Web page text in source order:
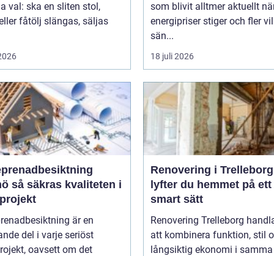
val: ska en sliten stol,
fåtölj slängas, säljas
som blivit alltmer aktuellt
energipriser stiger och fler
sän...
18 juli 2026
i
är en
del i varje seriöst
oavsett om det
Renovering i
lyfter du hemmet på ett
smart sätt
Renovering Trelleborg
att kombinera funktion, stil
långsiktig ekonomi i samma